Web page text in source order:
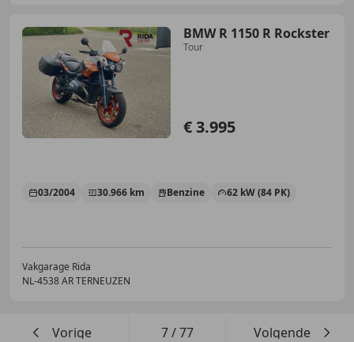
BMW R 1150 R Rockster
Tour
€ 3.995
03/2004 30.966 km Benzine 62 kW (84 PK)
Vakgarage Rida
NL-4538 AR TERNEUZEN
Vorige 7/77 Volgende